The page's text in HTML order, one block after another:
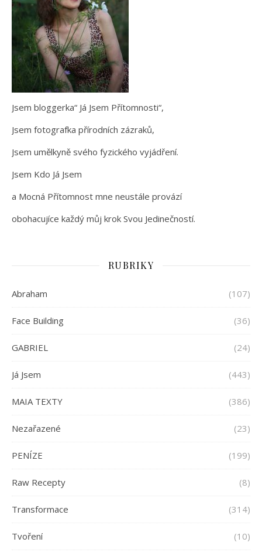
Jsem bloggerka“ Já Jsem Přítomnosti“,
Jsem fotografka přírodních zázraků,
Jsem umělkyně svého fyzického vyjádření.
Jsem Kdo Já Jsem
a Mocná Přítomnost mne neustále provází
obohacujíce každý můj krok Svou Jedinečností.
RUBRIKY
Abraham (107)
Face Building (36)
GABRIEL (24)
Já Jsem (443)
MAIA TEXTY (386)
Nezařazené (23)
PENÍZE (199)
Raw Recepty (8)
Transformace (314)
Tvoření (10)